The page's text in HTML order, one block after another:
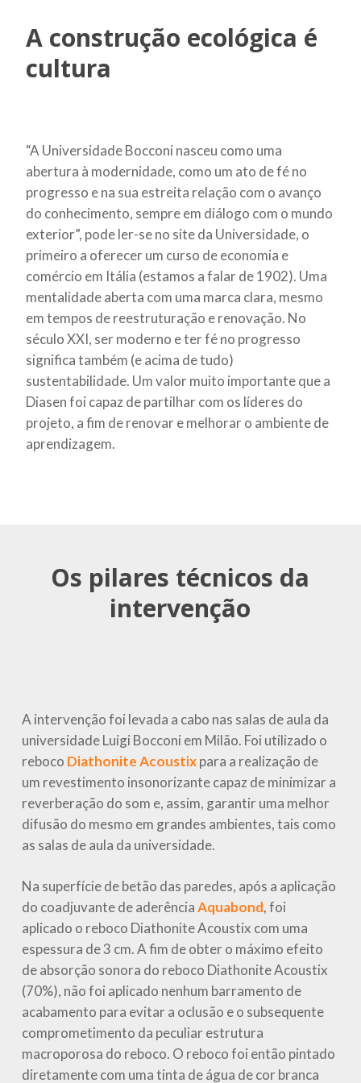
A construção ecológica é
cultura
“A Universidade Bocconi nasceu como uma
abertura à modernidade, como um ato de fé no
progresso e na sua estreita relação com o avanço
do conhecimento, sempre em diálogo com o mundo
exterior”, pode ler-se no site da Universidade, o
primeiro a oferecer um curso de economia e
comércio em Itália (estamos a falar de 1902). Uma
mentalidade aberta com uma marca clara, mesmo
em tempos de reestruturação e renovação. No
século XXI, ser moderno e ter fé no progresso
significa também (e acima de tudo)
sustentabilidade. Um valor muito importante que a
Diasen foi capaz de partilhar com os líderes do
projeto, a fim de renovar e melhorar o ambiente de
aprendizagem.
Os pilares técnicos da
intervenção
A intervenção foi levada a cabo nas salas de aula da
universidade Luigi Bocconi em Milão. Foi utilizado o
reboco Diathonite Acoustixpara a realização de
um revestimento insonorizante capaz de minimizar a
reverberação do som e, assim, garantir uma melhor
difusão do mesmo em grandes ambientes, tais como
as salas de aula da universidade.
Na superfície de betão das paredes, após a aplicação
do coadjuvante de aderênciaAquabond, foi
aplicado o reboco Diathonite Acoustix com uma
espessura de 3 cm. A fim de obter o máximo efeito
de absorção sonora do reboco Diathonite Acoustix
(70%), não foi aplicado nenhum barramento de
acabamento para evitar a oclusão e o subsequente
comprometimento da peculiar estrutura
macroporosa do reboco. O reboco foi então pintado
diretamente com uma tinta de água de cor branca